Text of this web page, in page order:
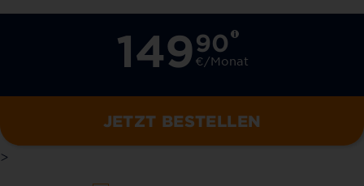
14990
€/Monat
JETZT BESTELLEN
>